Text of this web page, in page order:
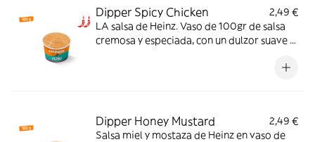
Dipper Spicy Chicken
2,49 €
LA salsa de Heinz. Vaso de 100gr de salsa
cremosa y especiada, con un dulzor suave y
sabor y la hace irresistible. El match ideal
Dipper Honey Mustard
2,49 €
Salsa miel y mostaza de Heinz en vaso de